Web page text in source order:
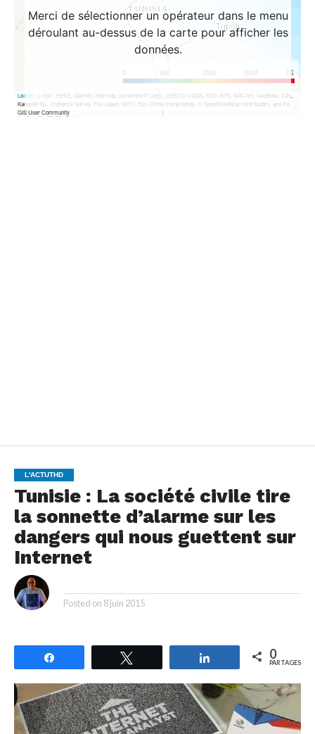
L'ACTUTHD
Tunisie : La société civile tire
la sonnette d’alarme sur les
dangers qui nous guettent sur
Internet
Posted on 8 juin 2015
Partagez 0
PARTAGES